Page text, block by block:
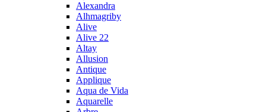
Alexandra
Alhmagriby
Alive
Alive 22
Altay
Allusion
Antique
Applique
Aqua de Vida
Aquarelle